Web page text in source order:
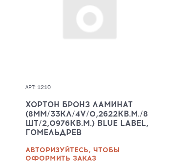
АРТ: 1210
ХОРТОН БРОНЗ ЛАМИНАТ
(8ММ/33КЛ/4V/0,2622КВ.М./8
ШТ/2,0976КВ.М.) BLUE LABEL,
ГОМЕЛЬДРЕВ
АВТОРИЗУЙТЕСЬ, ЧТОБЫ
ОФОРМИТЬ ЗАКАЗ